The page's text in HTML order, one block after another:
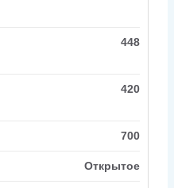
448
420
700
Открытое